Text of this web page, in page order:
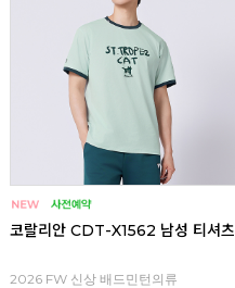
코랄리안 CDT-X1562 남성 티셔츠
2026 FW 신상 배드민턴의류